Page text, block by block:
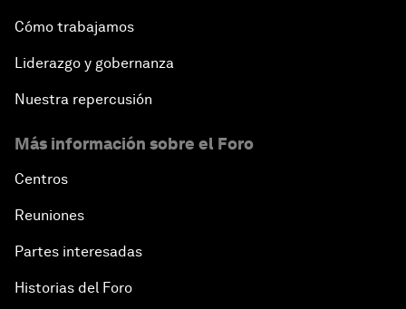
Cómo trabajamos
Liderazgo y gobernanza
Nuestra repercusión
Más información sobre el Foro
Centros
Reuniones
Partes interesadas
Historias del Foro